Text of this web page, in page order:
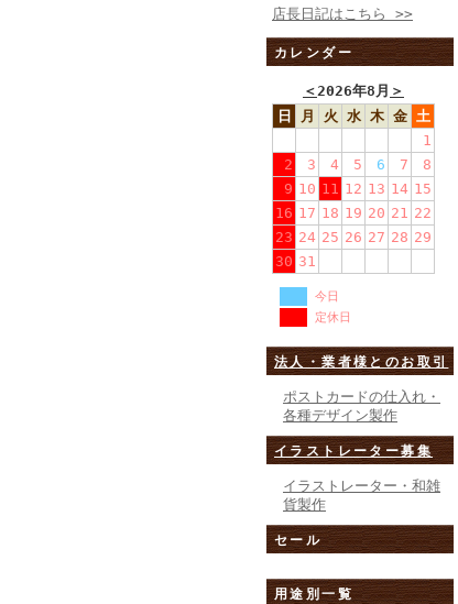
店長日記はこちら >>
カレンダー
＜2026年8月 ＞
日
月 火 水 木 金 土
1
2
3 4 5 6 7
8
9 10 11 12 13 14 15
16 17 18 19 20 21 22
23 24 25 26 27 28 29
30 31
今日
定休日
法人・業者様とのお取引
ポストカードの仕入れ・
各種デザイン製作
イラストレーター募集
イラストレーター・和雑
貨製作
セール
用途別一覧